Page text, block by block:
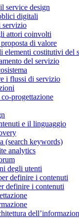
service design
digitali
servizio
attori coinvolti
di valore
elementi costitutivi del
del servizio
i flussi di servizio
progettazione
e il linguaggio
(search keywords)
analytics
degli utenti
definire i contenuti
definire i contenuti